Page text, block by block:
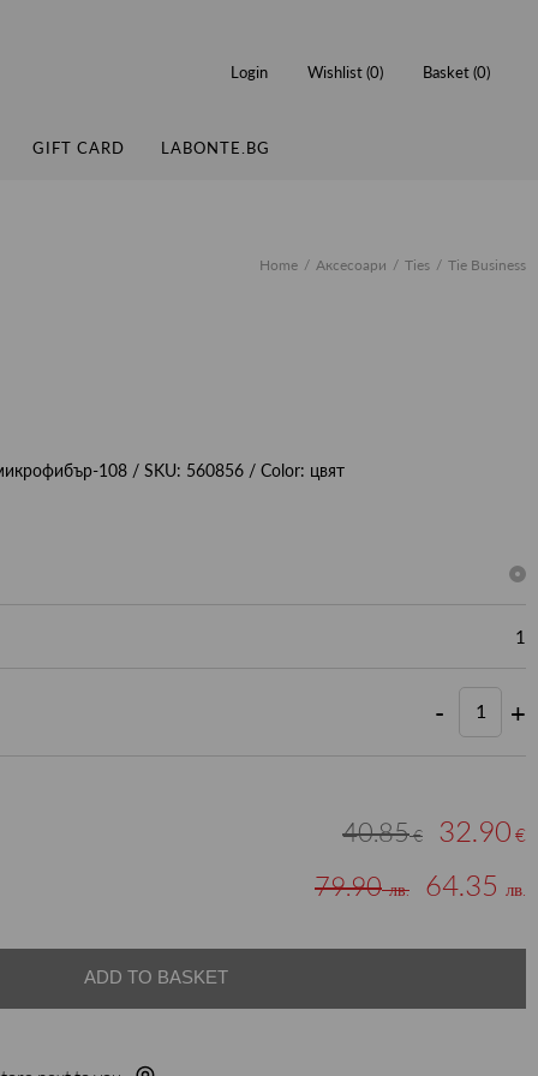
GIFT CARD LABONTE.BG
Login Wishlist (0) Basket (0)
Home Аксесоари Ties Tie Business
108 / SKU: 560856 / Color: цвят
1
- +
40.85€ 32.90 €
79.90лв. 64.35 лв.
ADD TO BASKET